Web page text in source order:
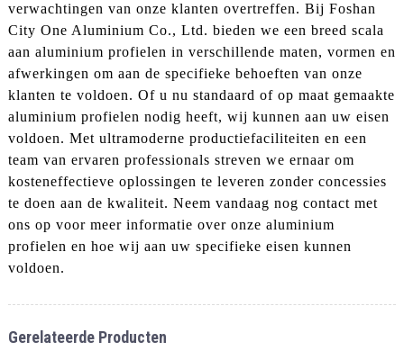
verwachtingen van onze klanten overtreffen. Bij Foshan
City One Aluminium Co., Ltd. bieden we een breed scala
aan aluminium profielen in verschillende maten, vormen en
afwerkingen om aan de specifieke behoeften van onze
klanten te voldoen. Of u nu standaard of op maat gemaakte
aluminium profielen nodig heeft, wij kunnen aan uw eisen
voldoen. Met ultramoderne productiefaciliteiten en een
team van ervaren professionals streven we ernaar om
kosteneffectieve oplossingen te leveren zonder concessies
te doen aan de kwaliteit. Neem vandaag nog contact met
ons op voor meer informatie over onze aluminium
profielen en hoe wij aan uw specifieke eisen kunnen
voldoen.
Gerelateerde Producten